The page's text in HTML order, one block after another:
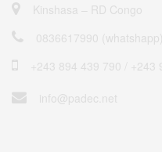
Kinshasa – RD Congo
0836617990 (whatshapp)
+243 894 439 790 /
info@padec.net